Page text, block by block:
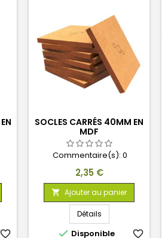
favorite_border
SOCLES CARRÉS 40MM EN
MDF
Commentaire(s): 0
Prix
2,35 €
 Ajouter au panier
Détails
 Disponible favorite_border